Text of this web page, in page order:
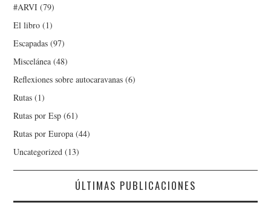
#ARVI (79)
El libro (1)
Escapadas (97)
Miscelánea (48)
Reflexiones sobre autocaravanas (6)
Rutas (1)
Rutas por Esp (61)
Rutas por Europa (44)
Uncategorized (13)
ÚLTIMAS PUBLICACIONES